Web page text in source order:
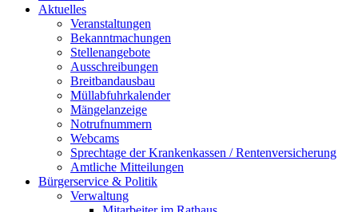
Aktuelles
Veranstaltungen
Bekanntmachungen
Stellenangebote
Ausschreibungen
Breitbandausbau
Müllabfuhrkalender
Mängelanzeige
Notrufnummern
Webcams
Sprechtage der Krankenkassen / Rentenversicherung
Amtliche Mitteilungen
Bürgerservice & Politik
Verwaltung